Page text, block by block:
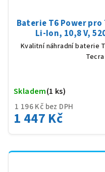
Baterie T6 Power pro
Li-Ion, 10,8 V,
Kvalitní náhradní baterie
1 196 Kč bez DPH
1 447 Kč
Skladem(1 ks)